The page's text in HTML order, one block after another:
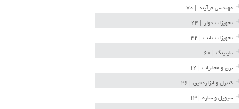
مهندسی فرآیند
تجهیزات دوار
تجهیزات ثابت
پایپینگ
برق و مخابرات
کنترل و ابزاردقیق
سیویل و سازه